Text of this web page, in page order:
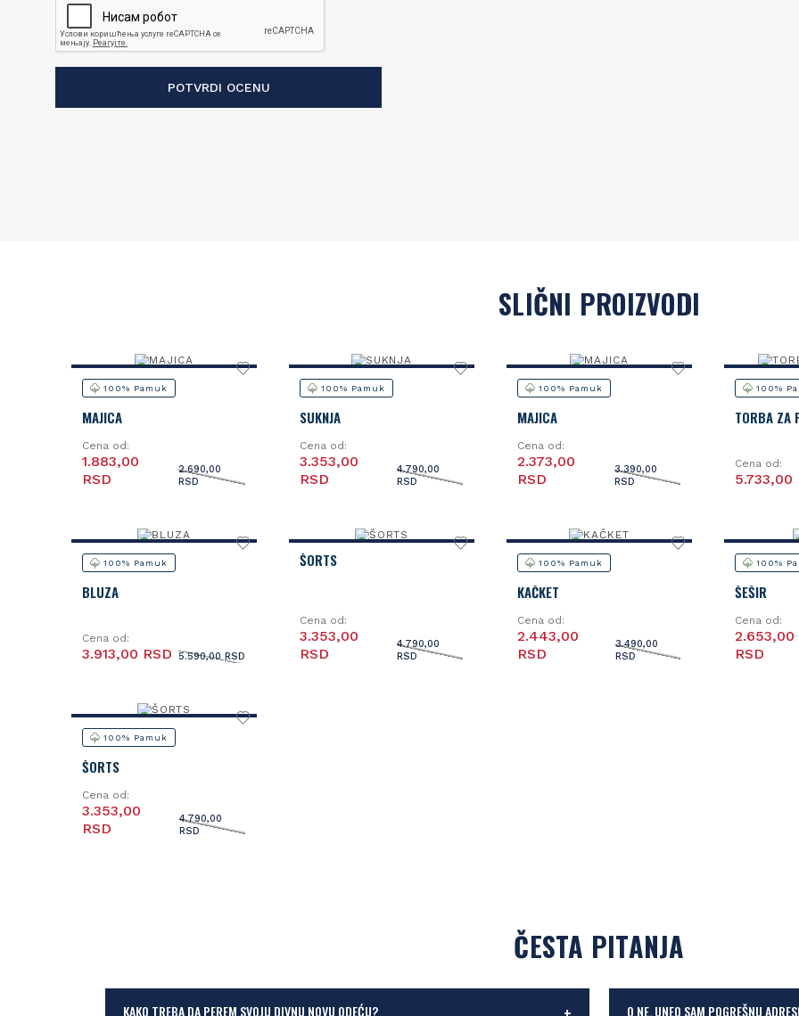
POTVRDI OCENU
SLIČNI PROIZVODI
100% Pamuk
MAJICA
Cena od:
2.690,00
RSD
1.883,00
RSD
100% Pamuk
SUKNJA
Cena od:
4.790,00
RSD
3.353,00
RSD
100% Pamuk
MAJICA
Cena od:
3.390,00
RSD
2.373,00
RSD
100%
TORBA ZA
Cena od:
5.733,00
100% Pamuk
BLUZA
Cena od:
5.590,00 RSD
3.913,00 RSD
ŠORTS
Cena od:
4.790,00
RSD
3.353,00
RSD
100% Pamuk
KAČKET
Cena od:
3.490,00
RSD
2.443,00
RSD
100%
ŠEŠIR
Cena od:
2.653,00
RSD
100% Pamuk
ŠORTS
Cena od:
4.790,00
RSD
3.353,00
RSD
ČESTA PITANJA
KAKO TREBA DA PEREM SVOJU DIVNU NOVU ODEĆU? O NE, UNEO SAM POGREŠNU